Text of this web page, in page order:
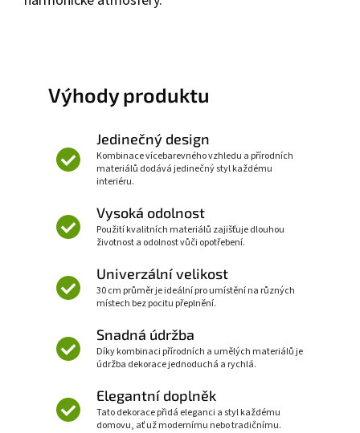
Výhody produktu
Jedinečný design
Kombinace vícebarevného vzhledu a přírodních
materiálů dodává jedinečný styl každému
interiéru.
Vysoká odolnost
Použití kvalitních materiálů zajišťuje dlouhou
životnost a odolnost vůči opotřebení.
Univerzální velikost
30 cm průměr je ideální pro umístění na různých
místech bez pocitu přeplnění.
Snadná údržba
Díky kombinaci přírodních a umělých materiálů je
údržba dekorace jednoduchá a rychlá.
Elegantní doplněk
Tato dekorace přidá eleganci a styl každému
domovu, ať už modernímu nebo tradičnímu.